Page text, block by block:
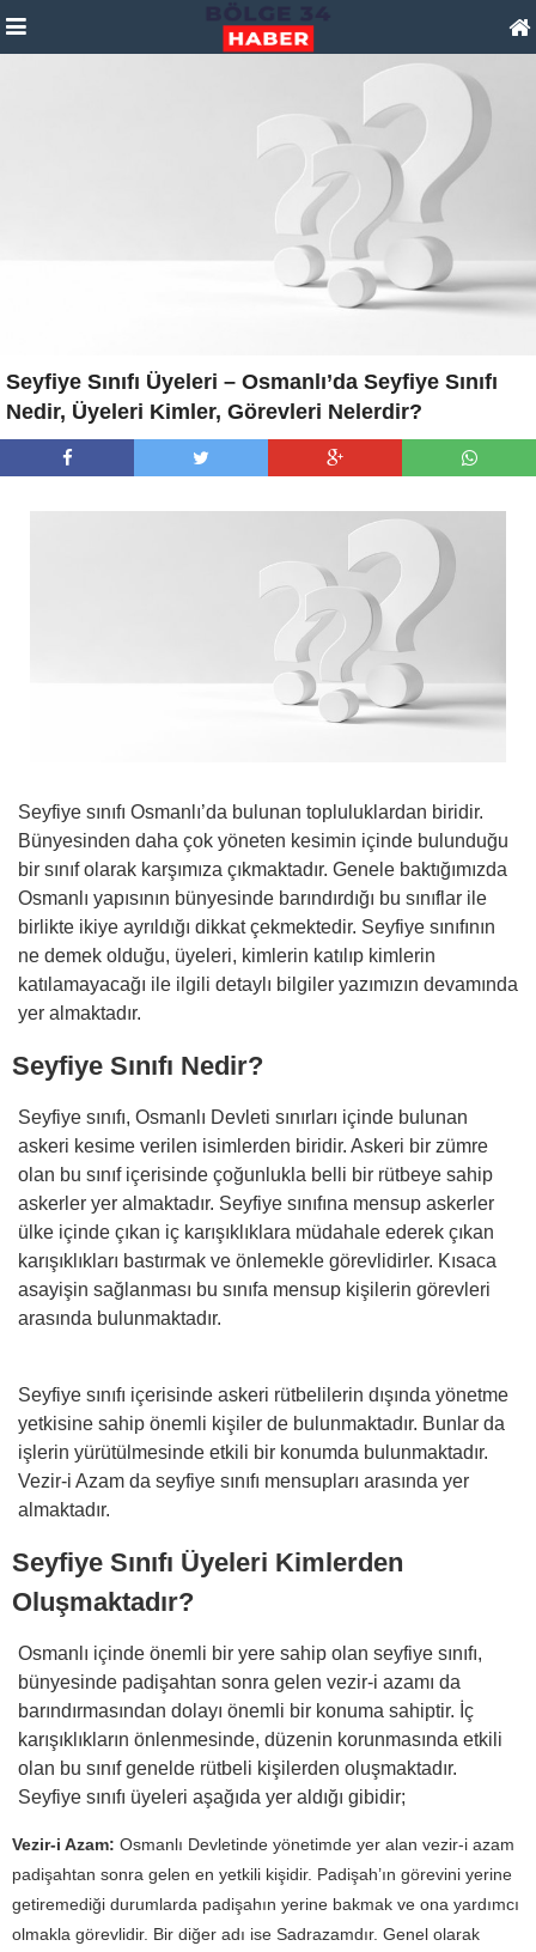
Seyfiye Sınıfı Üyeleri – Osmanlı’da Seyfiye Sınıfı
Nedir, Üyeleri Kimler, Görevleri Nelerdir?
Seyfiye sınıfı Osmanlı’da bulunan topluluklardan biridir.
Bünyesinden daha çok yöneten kesimin içinde bulunduğu
bir sınıf olarak karşımıza çıkmaktadır. Genele baktığımızda
Osmanlı yapısının bünyesinde barındırdığı bu sınıflar ile
birlikte ikiye ayrıldığı dikkat çekmektedir. Seyfiye sınıfının
ne demek olduğu, üyeleri, kimlerin katılıp kimlerin
katılamayacağı ile ilgili detaylı bilgiler yazımızın devamında
yer almaktadır.
Seyfiye Sınıfı Nedir?
Seyfiye sınıfı, Osmanlı Devleti sınırları içinde bulunan
askeri kesime verilen isimlerden biridir. Askeri bir zümre
olan bu sınıf içerisinde çoğunlukla belli bir rütbeye sahip
askerler yer almaktadır. Seyfiye sınıfına mensup askerler
ülke içinde çıkan iç karışıklıklara müdahale ederek çıkan
karışıklıkları bastırmak ve önlemekle görevlidirler. Kısaca
asayişin sağlanması bu sınıfa mensup kişilerin görevleri
arasında bulunmaktadır.
Seyfiye sınıfı içerisinde askeri rütbelilerin dışında yönetme
yetkisine sahip önemli kişiler de bulunmaktadır. Bunlar da
işlerin yürütülmesinde etkili bir konumda bulunmaktadır.
Vezir-i Azam da seyfiye sınıfı mensupları arasında yer
almaktadır.
Seyfiye Sınıfı Üyeleri Kimlerden
Oluşmaktadır?
Osmanlı içinde önemli bir yere sahip olan seyfiye sınıfı,
bünyesinde padişahtan sonra gelen vezir-i azamı da
barındırmasından dolayı önemli bir konuma sahiptir. İç
karışıklıkların önlenmesinde, düzenin korunmasında etkili
olan bu sınıf genelde rütbeli kişilerden oluşmaktadır.
Seyfiye sınıfı üyeleri aşağıda yer aldığı gibidir;
Vezir-i Azam: Osmanlı Devletinde yönetimde yer alan vezir-i azam
padişahtan sonra gelen en yetkili kişidir. Padişah’ın görevini yerine
getiremediği durumlarda padişahın yerine bakmak ve ona yardımcı
olmakla görevlidir. Bir diğer adı ise Sadrazamdır. Genel olarak